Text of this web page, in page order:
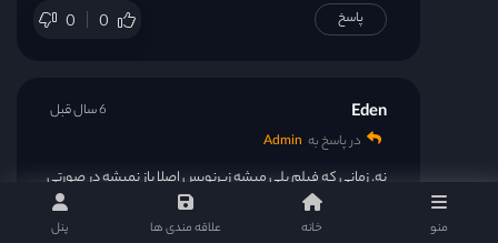
0 0 پاسخ
Eden
در پاسخ به Admin
نه. زمانی که فیلم پلی میشه زیرنویس اصلا باز نمیشه در صورتی
که تا قسمت ۱۰ اوکی بود
ممنون میشم بگین مشگل کجاست
6 سال قبل
منو خانه علاقه مندی ها پنل